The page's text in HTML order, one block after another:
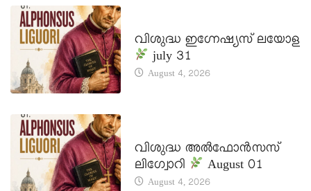
വിശുദ്ധ ഇഗ്നേഷ്യസ് ലയോള
july 31
August 4, 2026
വിശുദ്ധ അൽഫോൻസസ്
ലിഗ്വോറി
August 01
August 4, 2026